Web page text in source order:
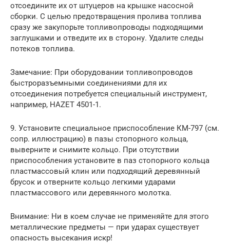
отсоедините их от штуцеров на крышке насосной
сборки. С целью предотвращения пролива топлива
сразу же закупорьте топливопроводы подходящими
заглушками и отведите их в сторону. Удалите следы
потеков топлива.
Замечание: При оборудовании топливопроводов
быстроразъемными соединениями для их
отсоединения потребуется специальный инструмент,
например, HAZET 4501-1.
9. Установите специальное приспособление КМ-797 (см.
сопр. иллюстрацию) в пазы стопорного кольца,
выверните и снимите кольцо. При отсутствии
приспособления установите в паз стопорного кольца
пластмассовый клин или подходящий деревянный
брусок и отверните кольцо легкими ударами
пластмассового или деревянного молотка.
Внимание: Ни в коем случае не применяйте для этого
металлические предметы — при ударах существует
опасность высекания искр!